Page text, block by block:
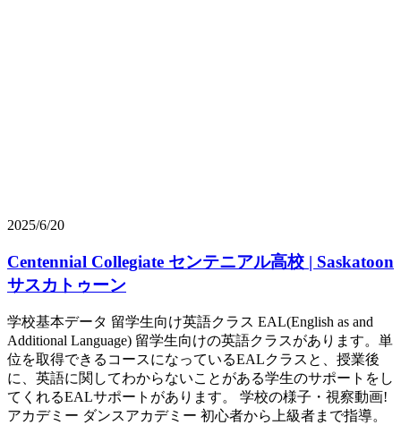
2025/6/20
Centennial Collegiate センテニアル高校 | Saskatoon
サスカトゥーン
学校基本データ 留学生向け英語クラス EAL(English as and
Additional Language) 留学生向けの英語クラスがあります。単
位を取得できるコースになっているEALクラスと、授業後
に、英語に関してわからないことがある学生のサポートをし
てくれるEALサポートがあります。 学校の様子・視察動画!
アカデミー ダンスアカデミー 初心者から上級者まで指導。